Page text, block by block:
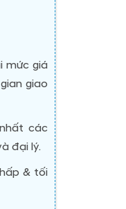
mức giá
giao
các
đại lý.
& tối